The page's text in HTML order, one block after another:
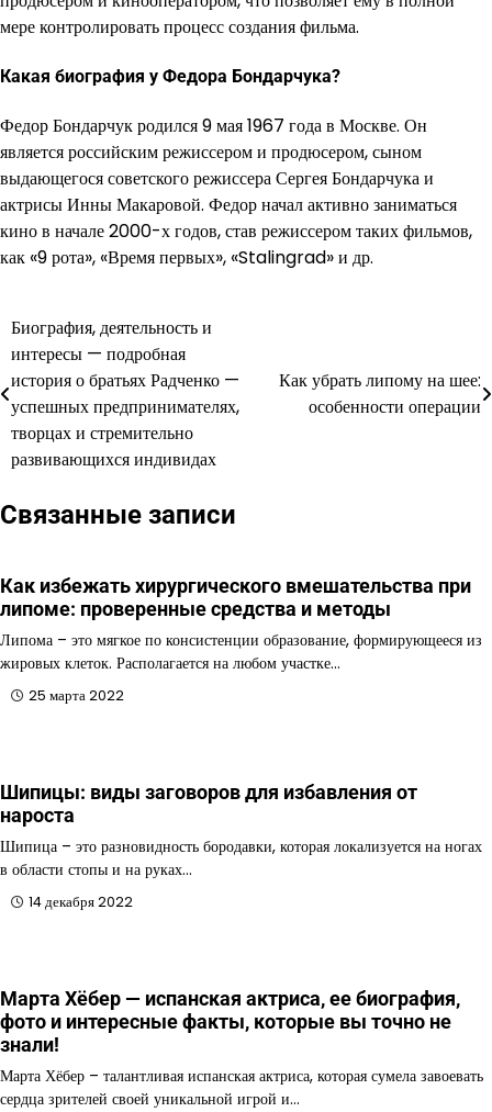
мере контролировать процесс создания фильма.
Какая биография у Федора Бондарчука?
Федор Бондарчук родился 9 мая 1967 года в Москве. Он
является российским режиссером и продюсером, сыном
выдающегося советского режиссера Сергея Бондарчука и
актрисы Инны Макаровой. Федор начал активно заниматься
кино в начале 2000-х годов, став режиссером таких фильмов,
как «9 рота», «Время первых», «Stalingrad» и др.
Навигация
по
записям
Биография, деятельность и
интересы — подробная
история о братьях Радченко —
успешных предпринимателях,
творцах и стремительно
развивающихся индивидах
Как убрать липому на шее:
особенности операции
Связанные записи
Как избежать хирургического вмешательства при
липоме: проверенные средства и методы
Липома – это мягкое по консистенции образование, формирующееся из
жировых клеток. Располагается на любом участке…
25 марта 2022
Шипицы: виды заговоров для избавления от
нароста
Шипица – это разновидность бородавки, которая локализуется на ногах
в области стопы и на руках…
14 декабря 2022
Марта Хёбер — испанская актриса, ее биография,
фото и интересные факты, которые вы точно не
знали!
Марта Хёбер – талантливая испанская актриса, которая сумела завоевать
сердца зрителей своей уникальной игрой и…